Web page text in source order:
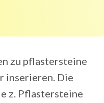
zu pflastersteine
inserieren. Die
z. Pflastersteine